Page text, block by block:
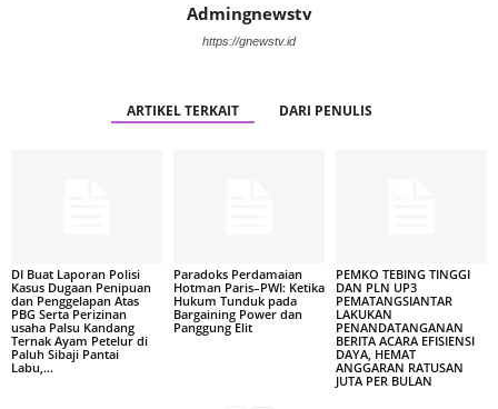
Admingnewstv
https://gnewstv.id
ARTIKEL TERKAIT DARI PENULIS
DI Buat Laporan Polisi
Kasus Dugaan Penipuan
dan Penggelapan Atas
PBG Serta Perizinan
usaha Palsu Kandang
Ternak Ayam Petelur di
Paluh Sibaji Pantai
Labu,...
Paradoks Perdamaian
Hotman Paris–PWI: Ketika
Hukum Tunduk pada
Bargaining Power dan
Panggung Elit
PEMKO TEBING TINGGI
DAN PLN UP3
PEMATANGSIANTAR
LAKUKAN
PENANDATANGANAN
BERITA ACARA EFISIENSI
DAYA, HEMAT
ANGGARAN RATUSAN
JUTA PER BULAN